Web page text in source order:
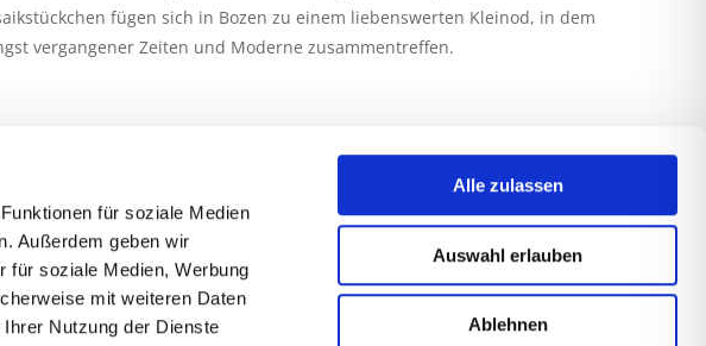
für soziale Medien
Außerdem geben wir
für soziale Medien, Werbung
mit weiteren Daten
Nutzung der Dienste
Alle zulassen
Auswahl erlauben
Ablehnen
fügen sich in Bozen zu einem liebenswerten Kleinod, in dem
vergangener Zeiten und Moderne zusammentreffen.